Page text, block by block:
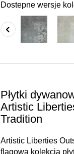
Dostepne wersje
Płytki
Artistic
Tradition
Artistic Liberties
flagowa kolekcja